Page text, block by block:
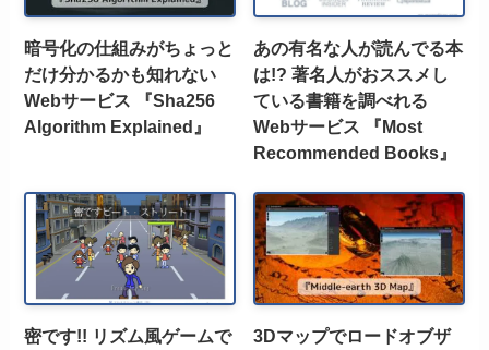
暗号化の仕組みがちょっと
だけ分かるかも知れない
Webサービス 『Sha256
Algorithm Explained』
あの有名な人が読んでる本
は!? 著名人がおススメし
ている書籍を調べれる
Webサービス 『Most
Recommended Books』
密です!! リズム風ゲームで
3Dマップでロードオブザ